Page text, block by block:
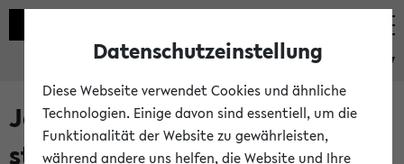
eKVV
Jetzt und in Kürze
stattfindende Veranstaltungen
Datenschutzeinstellung
Diese Webseite verwendet Cookies und ähnliche
Technologien. Einige davon sind essentiell, um die
Funktionalität der Website zu gewährleisten,
während andere uns helfen, die Website und Ihre